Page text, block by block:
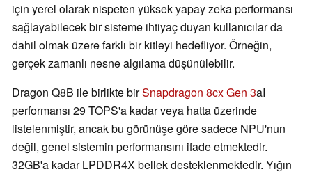
için yerel olarak nispeten yüksek yapay zeka performansı
sağlayabilecek bir sisteme ihtiyaç duyan kullanıcılar da
dahil olmak üzere farklı bir kitleyi hedefliyor. Örneğin,
gerçek zamanlı nesne algılama düşünülebilir.
Dragon Q8B ile birlikte birSnapdragon 8cx Gen 3aI
performansı 29 TOPS'a kadar veya hatta üzerinde
listelenmiştir, ancak bu görünüşe göre sadece NPU'nun
değil, genel sistemin performansını ifade etmektedir.
32GB'a kadar LPDDR4X bellek desteklenmektedir. Yığın